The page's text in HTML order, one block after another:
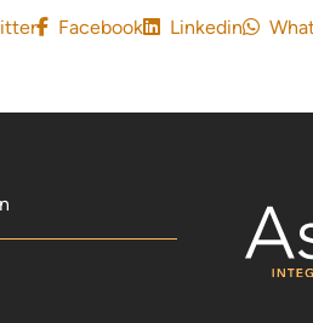
Facebook Linkedin